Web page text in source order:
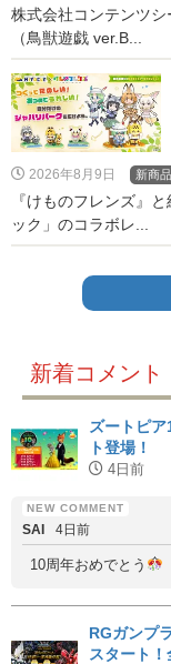
株式会社コンテンツ
（鳥獣遊戯 ver.B...
2026年8月9日 新商品
『けものフレンズ』
ック」のコラボレ...
新着コメント
ズートピ
ト登場！
4日前
SAI 4日前
10周年おめでとう
RGガンプ
スタート